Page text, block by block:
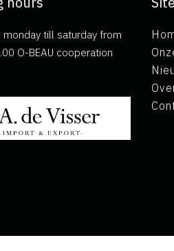
monday till saturday from
O-BEAU cooperation